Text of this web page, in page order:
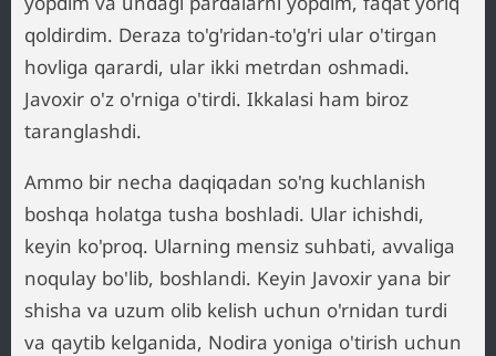
qoldirdim. Deraza to'g'ridan-to'g'ri ular o'tirgan
hovliga qarardi, ular ikki metrdan oshmadi.
Javoxir o'z o'rniga o'tirdi. Ikkalasi ham biroz
taranglashdi.
Ammo bir necha daqiqadan so'ng kuchlanish
boshqa holatga tusha boshladi. Ular ichishdi,
keyin ko'proq. Ularning mensiz suhbati, avvaliga
noqulay bo'lib, boshlandi. Keyin Javoxir yana bir
shisha va uzum olib kelish uchun o'rnidan turdi
va qaytib kelganida, Nodira yoniga o'tirish uchun